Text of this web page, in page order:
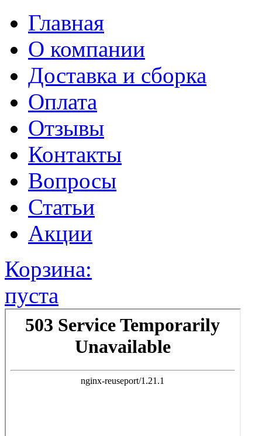
Главная
О компании
Доставка и сборка
Оплата
Отзывы
Контакты
Вопросы
Статьи
Акции
Корзина:
пуста